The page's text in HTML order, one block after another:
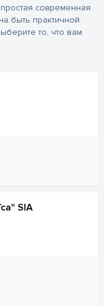
современная
быть практичной
то, что вам
SIA